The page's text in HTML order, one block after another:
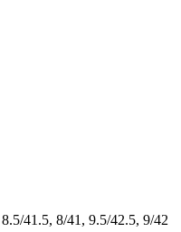
41.5, 8/41, 9.5/42.5, 9/42